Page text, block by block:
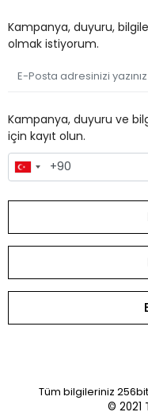
Kampanya, duyuru,
olmak istiyorum.
Kampanya, duyuru ve
için kayıt olun.
Tüm bilgileriniz
© 2021